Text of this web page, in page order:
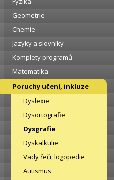
Geometrie
Chemie
Jazyky a slovníky
Komplety programů
Matematika
Poruchy učení, inkluze
Dyslexie
Dysortografie
Dysgrafie
Dyskalkulie
Vady řeči, logopedie
Autismus